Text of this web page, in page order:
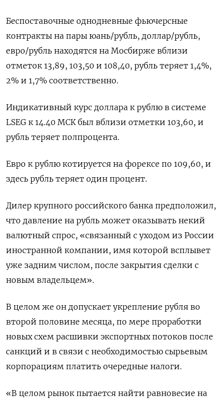
Беспоставочные однодневные фьючерсные
контракты на пары юань/рубль, доллар/рубль,
евро/рубль находятся на Мосбирже вблизи
отметок 13,89, 103,50 и 108,40, рубль теряет 1,4%,
2% и 1,7% соответственно.
Индикативный курс доллара к рублю в системе
LSEG к 14.40 МСК был вблизи отметки 103,60, и
рубль теряет полпроцента.
Евро к рублю котируется на форексе по 109,60, и
здесь рубль теряет один процент.
Дилер крупного российского банка предположил,
что давление на рубль может оказывать некий
валютный спрос, «связанный с уходом из России
иностранной компании, имя которой всплывет
уже задним числом, после закрытия сделки с
новым владельцем».
В целом же он допускает укрепление рубля во
второй половине месяца, по мере проработки
новых схем расшивки экспортных потоков после
санкций и в связи с необходимостью сырьевым
корпорациям платить очередные налоги.
«В целом рынок пытается найти равновесие на